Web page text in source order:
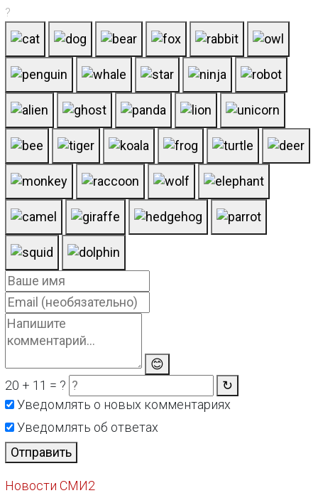
?
😊
20 + 11 = ?
↻
Уведомлять о новых комментариях
Уведомлять об ответах
Отправить
Новости СМИ2